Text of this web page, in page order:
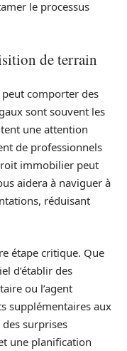
le processus
de terrain
comporter des
sont souvent les
une attention
de professionnels
immobilier peut
aidera à naviguer à
réduisant
étape critique. Que
d’établir des
ou l’agent
supplémentaires aux
surprises
une planification